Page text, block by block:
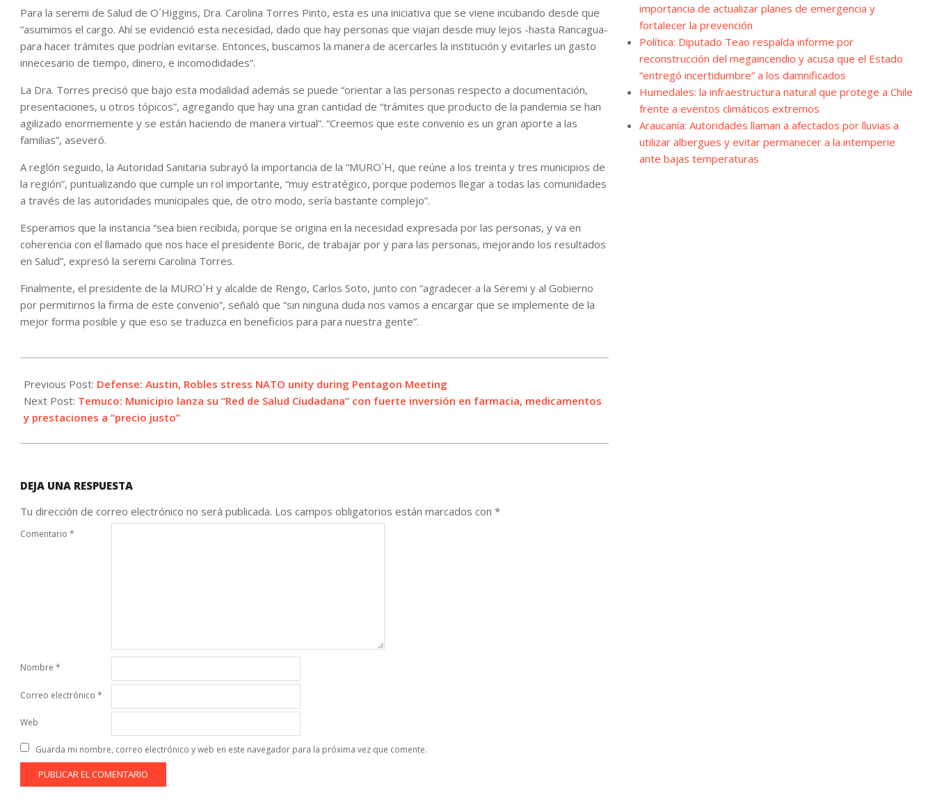
Para la seremi de Salud de O´Higgins, Dra. Carolina Torres Pinto, esta es una iniciativa que se viene incubando desde que
“asumimos el cargo. Ahí se evidenció esta necesidad, dado que hay personas que viajan desde muy lejos -hasta Rancagua-
para hacer trámites que podrían evitarse. Entonces, buscamos la manera de acercarles la institución y evitarles un gasto
innecesario de tiempo, dinero, e incomodidades”.
La Dra. Torres precisó que bajo esta modalidad además se puede “orientar a las personas respecto a documentación,
presentaciones, u otros tópicos”, agregando que hay una gran cantidad de “trámites que producto de la pandemia se han
agilizado enormemente y se están haciendo de manera virtual”. “Creemos que este convenio es un gran aporte a las
familias”, aseveró.
A reglón seguido, la Autoridad Sanitaria subrayó la importancia de la “MURO´H, que reúne a los treinta y tres municipios de
la región”, puntualizando que cumple un rol importante, “muy estratégico, porque podemos llegar a todas las comunidades
a través de las autoridades municipales que, de otro modo, sería bastante complejo”.
Esperamos que la instancia “sea bien recibida, porque se origina en la necesidad expresada por las personas, y va en
coherencia con el llamado que nos hace el presidente Boric, de trabajar por y para las personas, mejorando los resultados
en Salud”, expresó la seremi Carolina Torres.
Finalmente, el presidente de la MURO´H y alcalde de Rengo, Carlos Soto, junto con “agradecer a la Seremi y al Gobierno
por permitirnos la firma de este convenio”, señaló que “sin ninguna duda nos vamos a encargar que se implemente de la
mejor forma posible y que eso se traduzca en beneficios para para nuestra gente”.
05-
19
Previous Post: Defense: Austin, Robles stress NATO unity during Pentagon Meeting
Next Post: Temuco: Municipio lanza su “Red de Salud Ciudadana” con fuerte inversión en farmacia, medicamentos
y prestaciones a “precio justo”
DEJA UNA RESPUESTA
Tu dirección de correo electrónico no será publicada. Los campos obligatorios están marcados con *
Comentario *
Nombre *
Correo electrónico *
Web
Guarda mi nombre, correo electrónico y web en este navegador para la próxima vez que comente.
importancia de actualizar planes de emergencia y
fortalecer la prevención
Política: Diputado Teao respalda informe por
reconstrucción del megaincendio y acusa que el Estado
“entregó incertidumbre” a los damnificados
Humedales: la infraestructura natural que protege a Chile
frente a eventos climáticos extremos
Araucanía: Autoridades llaman a afectados por lluvias a
utilizar albergues y evitar permanecer a la intemperie
ante bajas temperaturas